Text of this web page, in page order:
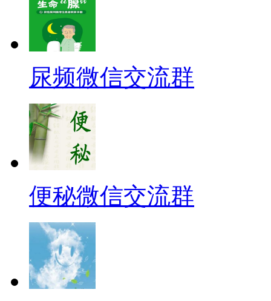
尿频微信交流群
便秘微信交流群